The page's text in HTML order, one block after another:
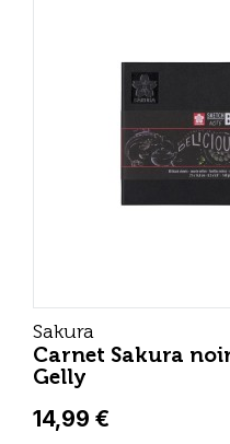
Sakura
Carnet Sakura
Gelly
14,99 €